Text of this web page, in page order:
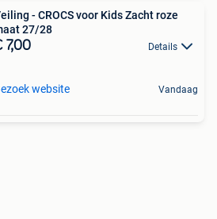
- CROCS voor Kids Zacht roze
27/28
7,00 Details
website Vandaag